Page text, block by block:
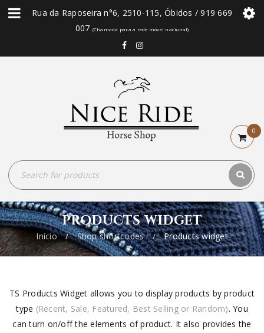
Rua da Raposeira n°6, 2510-115, Óbidos / 919 669
007 (Chamada para a rede móvel nacional)
0
PRODUCTS WIDGET
Início / Shop shortcodes / Products widget
TS Products Widget allows you to display products by product
type (Recent, Sale, Featured, Best Selling or Random). You
can turn on/off the elements of product. It also provides the